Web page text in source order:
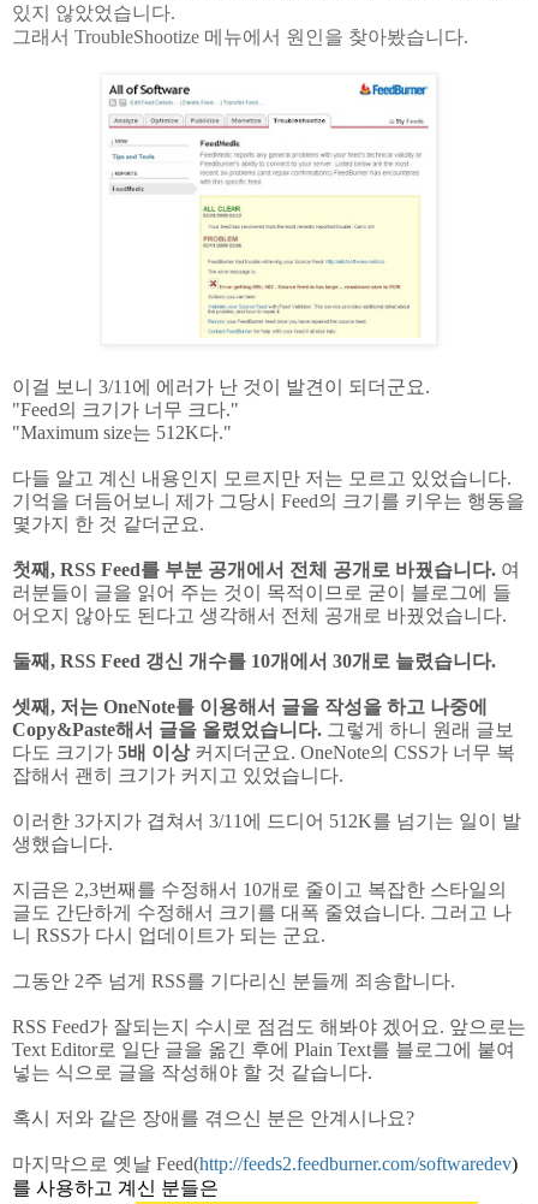
있지 않았었습니다.
그래서 TroubleShootize 메뉴에서 원인을 찾아봤습니다.
이걸 보니 3/11에 에러가 난 것이 발견이 되더군요.
"Feed의 크기가 너무 크다."
"Maximum size는 512K다."
다들 알고 계신 내용인지 모르지만 저는 모르고 있었습니다.
기억을 더듬어보니 제가 그당시 Feed의 크기를 키우는 행동을
몇가지 한 것 같더군요.
첫째, RSS Feed를 부분 공개에서 전체 공개로 바꿨습니다. 여
러분들이 글을 읽어 주는 것이 목적이므로 굳이 블로그에 들
어오지 않아도 된다고 생각해서 전체 공개로 바꿨었습니다.
둘째, RSS Feed 갱신 개수를 10개에서 30개로 늘렸습니다.
셋째, 저는 OneNote를 이용해서 글을 작성을 하고 나중에
Copy&Paste해서 글을 올렸었습니다. 그렇게 하니 원래 글보
다도 크기가 5배 이상 커지더군요. OneNote의 CSS가 너무 복
잡해서 괜히 크기가 커지고 있었습니다.
이러한 3가지가 겹쳐서 3/11에 드디어 512K를 넘기는 일이 발
생했습니다.
지금은 2,3번째를 수정해서 10개로 줄이고 복잡한 스타일의
글도 간단하게 수정해서 크기를 대폭 줄였습니다. 그러고 나
니 RSS가 다시 업데이트가 되는 군요.
그동안 2주 넘게 RSS를 기다리신 분들께 죄송합니다.
RSS Feed가 잘되는지 수시로 점검도 해봐야 겠어요. 앞으로는
Text Editor로 일단 글을 옮긴 후에 Plain Text를 블로그에 붙여
넣는 식으로 글을 작성해야 할 것 같습니다.
혹시 저와 같은 장애를 겪으신 분은 안계시나요?
마지막으로 옛날 Feed(http://feeds2.feedburner.com/softwaredev)
를 사용하고 계신 분들은